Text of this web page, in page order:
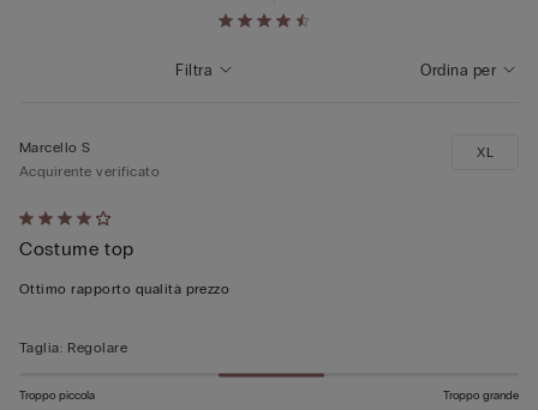
Ordina per
Filtra
Valutato
4
su
Marcello S
Acquirente verificato
Costume top
Ottimo rapporto qualità prezzo
XL
Taglia: Regolare
Troppo piccola Troppo grande